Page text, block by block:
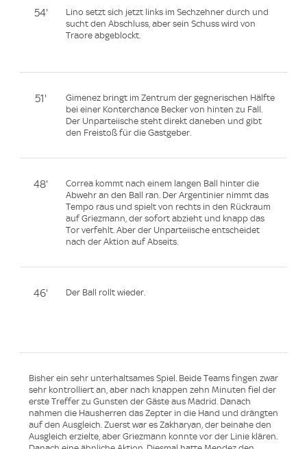
54'
Lino setzt sich jetzt links im Sechzehner durch und
sucht den Abschluss, aber sein Schuss wird von
Traore abgeblockt.
51'
Gimenez bringt im Zentrum der gegnerischen Hälfte
bei einer Konterchance Becker von hinten zu Fall.
Der Unparteiische steht direkt daneben und gibt
den Freistoß für die Gastgeber.
48'
Correa kommt nach einem langen Ball hinter die
Abwehr an den Ball ran. Der Argentinier nimmt das
Tempo raus und spielt von rechts in den Rückraum
auf Griezmann, der sofort abzieht und knapp das
Tor verfehlt. Aber der Unparteiische entscheidet
nach der Aktion auf Abseits.
46' Der Ball rollt wieder.
Bisher ein sehr unterhaltsames Spiel. Beide Teams fingen zwar
sehr kontrolliert an, aber nach knappen zehn Minuten fiel der
erste Treffer zu Gunsten der Gäste aus Madrid. Danach
nahmen die Hausherren das Zepter in die Hand und drängten
auf den Ausgleich. Zuerst war es Zakharyan, der beinahe den
Ausgleich erzielte, aber Griezmann konnte vor der Linie klären.